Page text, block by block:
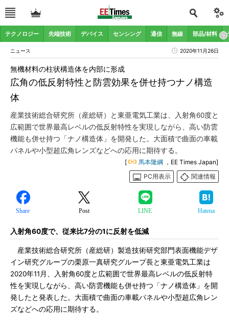
テクノロジー 先端技術 デバイス センシング 通信 無線 部品/材料
ニュース 2020年11月26日
広角の低反射特性と防雲効果を併せ持つナノ構造
体
無機材料の柱状構造体を内部に形成
産業技術総合研究所（産総研）と東亜電気工業は、入射角60度と
広範囲で世界最高レベルの低反射特性を実現しながら、高い防雲
機能も併せ持つ「ナノ構造体」を開発した。大面積で曲面の車載
パネルや小型超広角レンズなどへの応用に期待する。
[ 馬本隆綱 ，EE Times Japan]
PC用表示
関連情報
Share Post LINE Hatena
入射角60度で、従来比7分の1に反射を低減
産業技術総合研究所（産総研）製造技術研究部門表面機能デザ
イン研究グループの栗原一真研究グループ長と東亜電気工業は
2020年11月、入射角60度と広範囲で世界最高レベルの低反射特
性を実現しながら、高い防雲機能も併せ持つ「ナノ構造体」を開
発したと発表した。大面積で曲面の車載パネルや小型超広角レン
ズなどへの応用に期待する。